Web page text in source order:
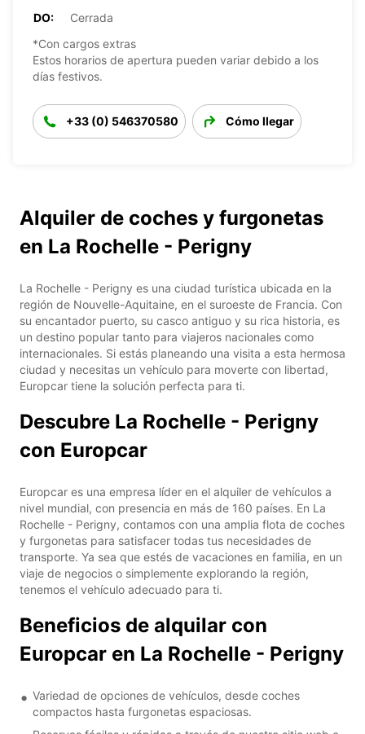
DO:
Cerrada
*Con cargos extras
Estos horarios de apertura pueden variar debido a los
días festivos.
+33 (0) 546370580 Cómo llegar
Alquiler de coches y furgonetas
en La Rochelle - Perigny
La Rochelle - Perigny es una ciudad turística ubicada en la
región de Nouvelle-Aquitaine, en el suroeste de Francia. Con
su encantador puerto, su casco antiguo y su rica historia, es
un destino popular tanto para viajeros nacionales como
internacionales. Si estás planeando una visita a esta hermosa
ciudad y necesitas un vehículo para moverte con libertad,
Europcar tiene la solución perfecta para ti.
Descubre La Rochelle - Perigny
con Europcar
Europcar es una empresa líder en el alquiler de vehículos a
nivel mundial, con presencia en más de 160 países. En La
Rochelle - Perigny, contamos con una amplia flota de coches
y furgonetas para satisfacer todas tus necesidades de
transporte. Ya sea que estés de vacaciones en familia, en un
viaje de negocios o simplemente explorando la región,
tenemos el vehículo adecuado para ti.
Beneficios de alquilar con
Europcar en La Rochelle - Perigny
Variedad de opciones de vehículos, desde coches
compactos hasta furgonetas espaciosas.